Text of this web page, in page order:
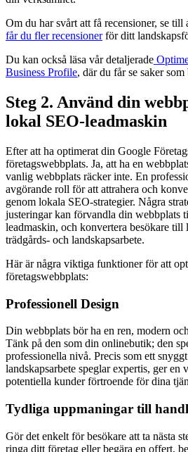
Om du har svårt att få recensioner, se till
får du fler recensionerför ditt
Du kan också läsa vår detaljerade
Business Profile, där du får se saker
Steg 2. Använd din
lokal SEO-leadmaskin
Efter att ha optimerat din Google
företagswebbplats. Ja, att ha en
vanlig webbplats räcker inte. En
avgörande roll för att attrahera och
genom lokala SEO-strategier. Några
justeringar kan förvandla din webbplats
leadmaskin, och konvertera besökare
trädgårds- och landskapsarbete.
Här är några viktiga funktioner för att
företagswebbplats:
Professionell Design
Din webbplats bör ha en ren, modern
Tänk på den som din onlinebutik; den
professionella nivå. Precis som ett
landskapsarbete speglar expertis, ger en
potentiella kunder förtroende för dina
Tydliga uppmaningar till
Gör det enkelt för besökare att ta nästa
ringa ditt företag eller begära en offert,